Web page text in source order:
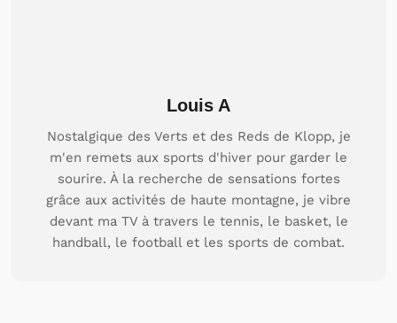
Louis A
Nostalgique des Verts et des Reds de Klopp, je
m'en remets aux sports d'hiver pour garder le
sourire. À la recherche de sensations fortes
grâce aux activités de haute montagne, je vibre
devant ma TV à travers le tennis, le basket, le
handball, le football et les sports de combat.